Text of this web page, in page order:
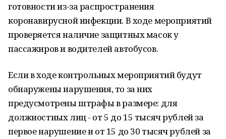
готовности из-за распространения
коронавирусной инфекции. В ходе мероприятий
проверяется наличие защитных масок у
пассажиров и водителей автобусов.
Если в ходе контрольных мероприятий будут
обнаружены нарушения, то за них
предусмотрены штрафы в размере: для
должностных лиц - от 5 до 15 тысяч рублей за
первое нарушение и от 15 до 30 тысяч рублей за